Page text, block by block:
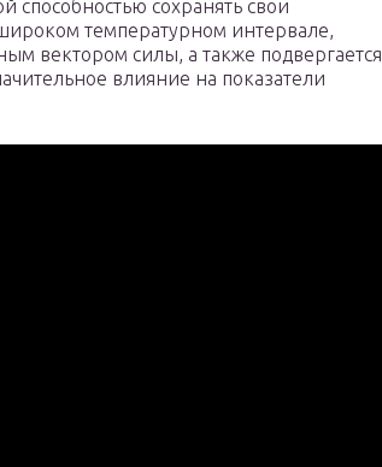
способностью сохранять свои
температурном интервале,
вектором силы, а также подвергается
влияние на показатели